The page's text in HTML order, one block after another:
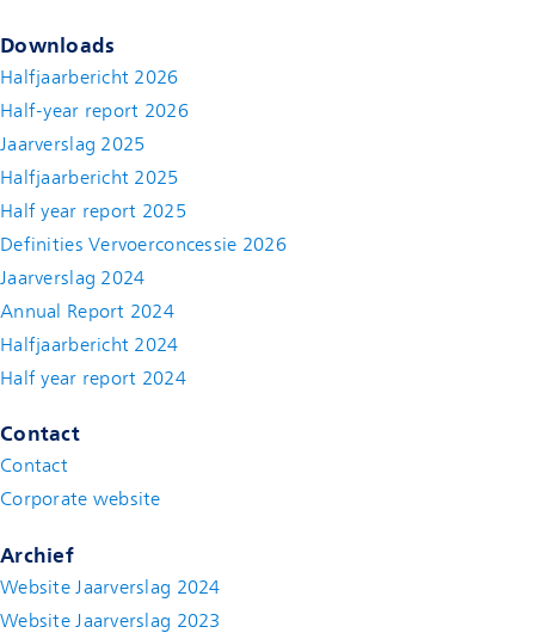
Downloads
Halfjaarbericht 2026
Half-year report 2026
Jaarverslag 2025
Halfjaarbericht 2025
Half year report 2025
Definities Vervoerconcessie 2026
Jaarverslag 2024
Annual Report 2024
Halfjaarbericht 2024
Half year report 2024(new window)
Contact
Contact(new window)
Corporate website
Archief
Website Jaarverslag 2024
Website Jaarverslag 2023